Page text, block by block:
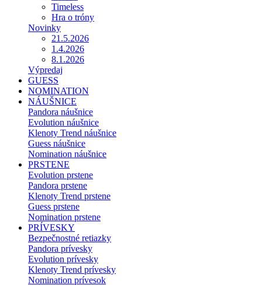
Timeless
Hra o tróny
Novinky
21.5.2026
1.4.2026
8.1.2026
Výpredaj
GUESS
NOMINATION
NÁUŠNICE
Pandora náušnice
Evolution náušnice
Klenoty Trend náušnice
Guess náušnice
Nomination náušnice
PRSTENE
Evolution prstene
Pandora prstene
Klenoty Trend prstene
Guess prstene
Nomination prstene
PRÍVESKY
Bezpečnostné retiazky
Pandora prívesky
Evolution prívesky
Klenoty Trend prívesky
Nomination prívesok